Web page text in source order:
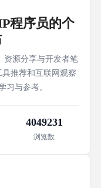
程序员的个
资源分享与开发者笔
推荐和互联网观察
习与参考。
4049231
浏览数